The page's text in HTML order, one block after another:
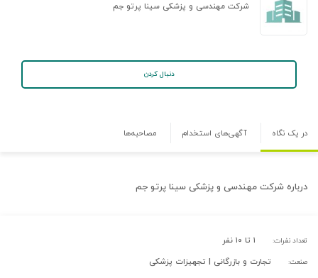
شرکت مهندسی و پزشکی سینا پرتو جم
دنبال کردن
در یک نگاه آگهی‌های استخدام مصاحبه‌ها
درباره شرکت مهندسی و پزشکی سینا پرتو جم
تعداد نفرات: ۱ تا ۱۰ نفر
صنعت: تجارت و بازرگانی | تجهیزات پزشکی